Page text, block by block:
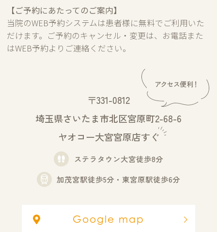
【ご予約にあたってのご案内】
当院のWEB予約システムは患者様に無料でご利用いた
だけます。ご予約のキャンセル・変更は、お電話また
はWEB予約よりご連絡ください。
〒331-0812
埼玉県さいたま市北区宮原町2-68-6
ヤオコー大宮宮原店すぐ
ステラタウン大宮徒歩8分
加茂宮駅徒歩5分・東宮原駅徒歩6分
Google map